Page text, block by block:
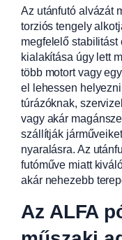
Az utánfutó alvázát
torziós tengely
megfelelő stabilitást
kialakítása úgy lett
több motort vagy
el lehessen
túrázóknak,
vagy akár
szállítják
nyaralásra. Az
futóműve miatt
akár nehezebb
Az ALFA